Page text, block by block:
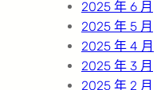
2025 年 6 月
2025 年 5 月
2025 年 4 月
2025 年 3 月
2025 年 2 月